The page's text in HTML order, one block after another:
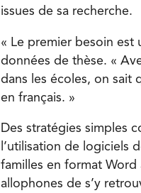
issues de sa recherche.
« Le premier besoin est
données de thèse. «
dans les écoles, on sait
en français. »
Des stratégies simples
l’utilisation de logiciels
familles en format Word
allophones de s’y